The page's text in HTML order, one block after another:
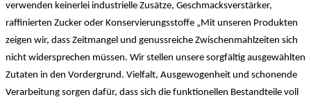
verwenden keinerlei industrielle Zusätze, Geschmacksverstärker,
raffinierten Zucker oder Konservierungsstoffe „Mit unseren Produkten
zeigen wir, dass Zeitmangel und genussreiche Zwischenmahlzeiten sich
nicht widersprechen müssen. Wir stellen unsere sorgfältig ausgewählten
Zutaten in den Vordergrund. Vielfalt, Ausgewogenheit und schonende
Verarbeitung sorgen dafür, dass sich die funktionellen Bestandteile voll